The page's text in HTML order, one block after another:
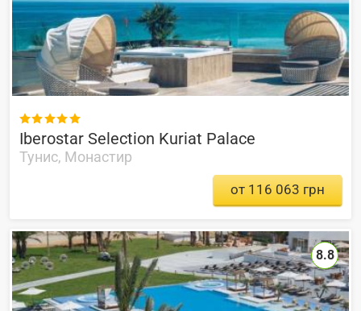

Iberostar Selection Kuriat Palace
Тунис, Монастир
от 116 063 грн
8.8